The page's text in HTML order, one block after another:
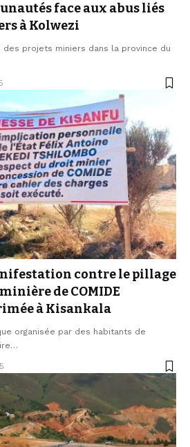
face aux abus liés
à Kolwezi
des projets miniers dans la province du
contre le pillage
de COMIDE
à Kisankala
organisée par des habitants de
…